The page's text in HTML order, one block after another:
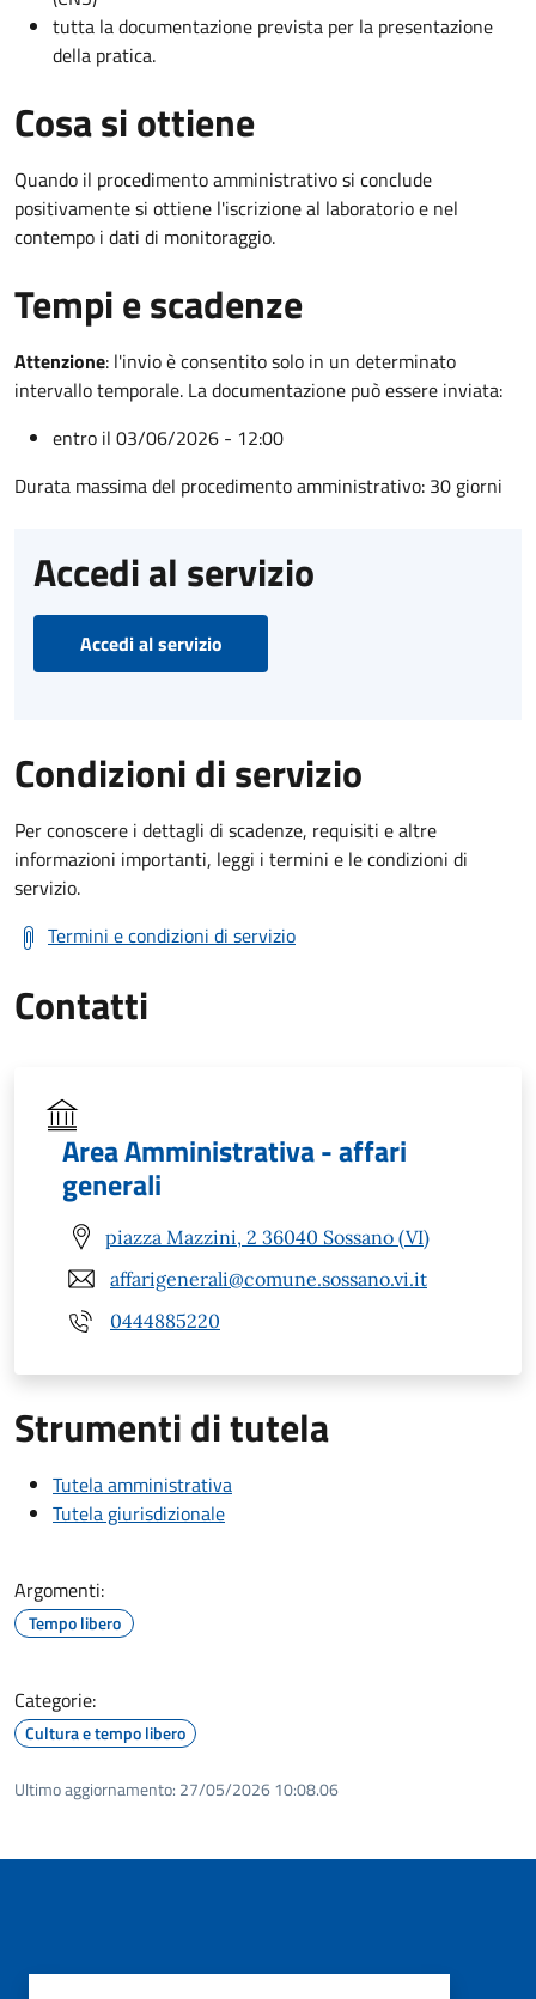
tutta la documentazione prevista per la presentazione
della pratica.
Cosa si ottiene
Quando il procedimento amministrativo si conclude
positivamente si ottiene l'iscrizione al laboratorio e nel
contempo i dati di monitoraggio.
Tempi e scadenze
Attenzione: l'invio è consentito solo in un determinato
intervallo temporale. La documentazione può essere inviata:
entro il 03/06/2026 - 12:00
Durata massima del procedimento amministrativo: 30 giorni
Accedi al servizio
Accedi al servizio
Condizioni di servizio
Per conoscere i dettagli di scadenze, requisiti e altre
informazioni importanti, leggi i termini e le condizioni di
servizio.
Termini e condizioni di servizio
Contatti
Area Amministrativa - affari
generali
piazza Mazzini, 2 36040 Sossano (VI)
affarigenerali@comune.sossano.vi.it
0444885220
Strumenti di tutela
Tutela amministrativa
Tutela giurisdizionale
Argomenti:
Tempo libero
Categorie:
Cultura e tempo libero
Ultimo aggiornamento: 27/05/2026 10:08.06